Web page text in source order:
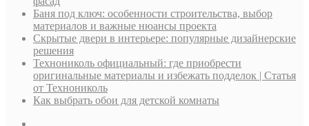
Баня под ключ: особенности строительства, выбор
материалов и важные нюансы проекта
Скрытые двери в интерьере: популярные дизайнерские
решения
Технониколь официальный: где приобрести
оригинальные материалы и избежать подделок | Статья
от Технониколь
Как выбрать обои для детской комнаты